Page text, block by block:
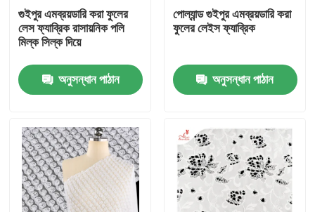
পণ্য
আমাদের সম্পর্কে
গুইপুর এমব্রয়ডারি করা ফুলের
লেস ফ্যাব্রিক রাসায়নিক পলি
মিল্ক সিল্ক দিয়ে
অনুসন্ধান পাঠান
পোল্যান্ড গুইপুর এমব্রয়ডারি করা
ফুলের লেইস ফ্যাব্রিক
অনুসন্ধান পাঠান